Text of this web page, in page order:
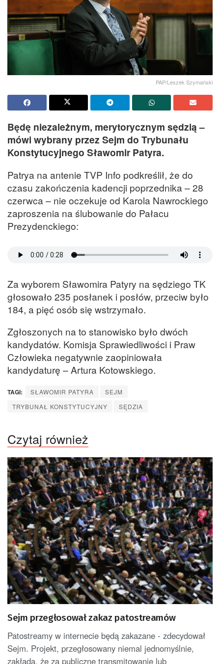
PAP/Leszek Szymański
Będę niezależnym, merytorycznym sędzią –
mówi wybrany przez Sejm do Trybunału
Konstytucyjnego Sławomir Patyra.
Patrya na antenie TVP Info podkreślił, że do
czasu zakończenia kadencji poprzednika – 28
czerwca – nie oczekuje od Karola Nawrockiego
zaproszenia na ślubowanie do Pałacu
Prezydenckiego:
Za wyborem Sławomira Patyry na sędziego TK
głosowało 235 posłanek i posłów, przeciw było
184, a pięć osób się wstrzymało.
Zgłoszonych na to stanowisko było dwóch
kandydatów. Komisja Sprawiedliwości i Praw
Człowieka negatywnie zaopiniowała
kandydaturę – Artura Kotowskiego.
TAGI: SŁAWOMIR PATYRA
SEJM
TRYBUNAŁ KONSTYTUCYJNY
SĘDZIA
Czytaj również
Sejm przegłosował zakaz patostreamów
Patostreamy w internecie będą zakazane - zdecydował
Sejm. Projekt, przegłosowany niemal jednomyślnie,
zakłada, że za publiczne transmitowanie lub